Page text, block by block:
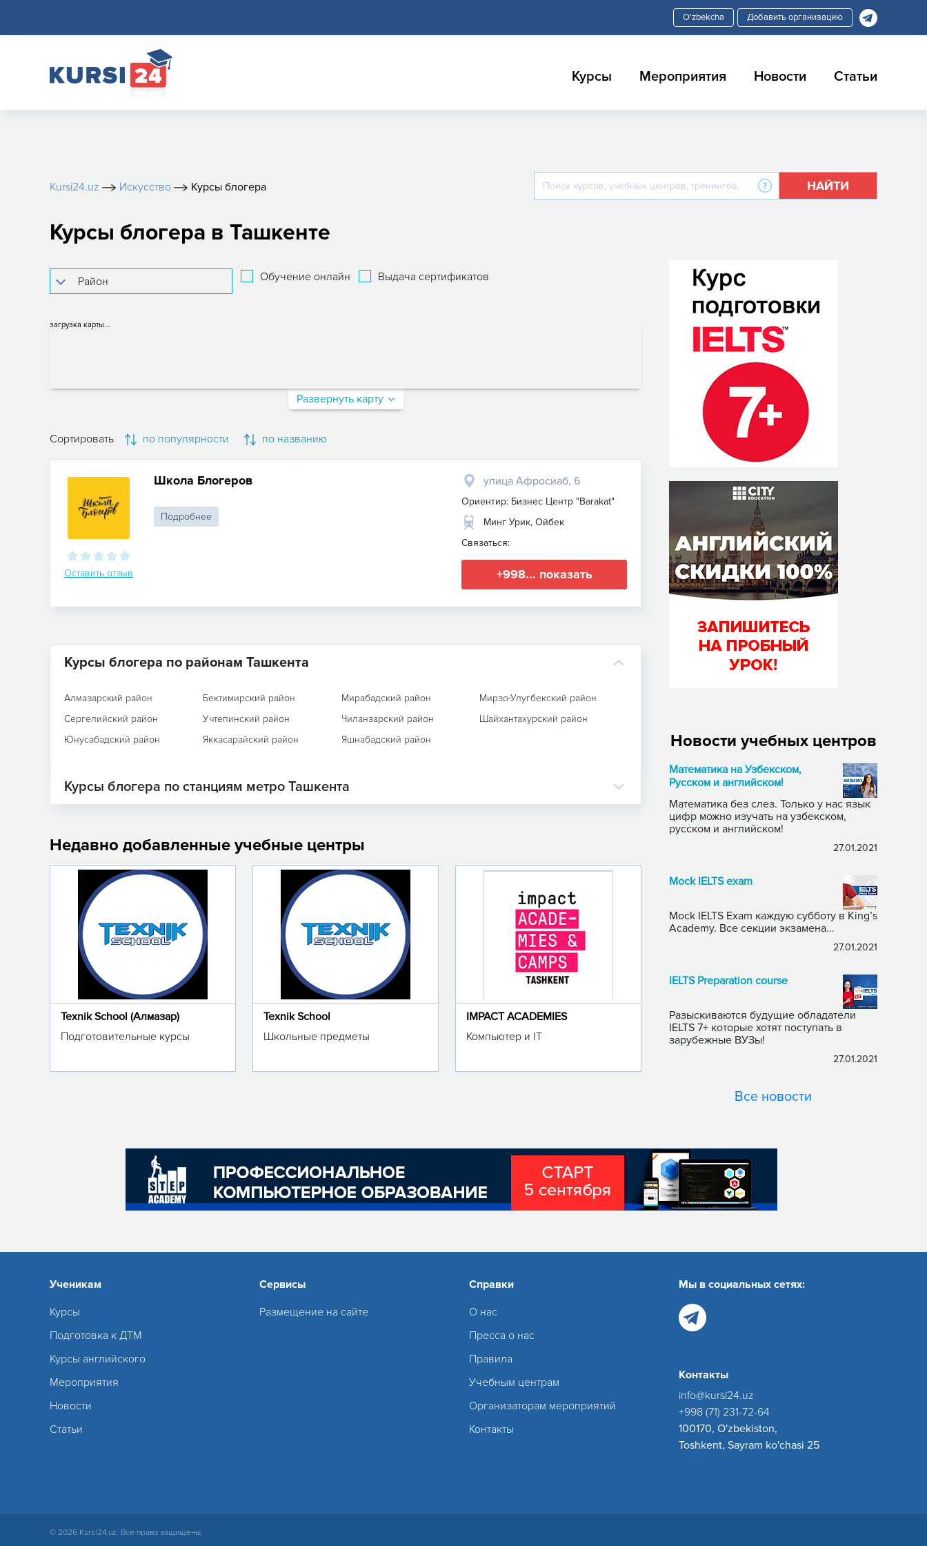
Добавить организацию
Курсы Мероприятия Новости Статьи
Kursi24.uz Искусство Курсы блогера НАЙТИ
Курсы блогера в Ташкенте
Обучение онлайн Выдача сертификатов
загрузка карты...
Развернуть карту
Сортировать по популярности по названию
Оставить отзыв
Школа Блогеров
Подробнее
улица Афросиаб, 6
Ориентир: Бизнес Центр "Barakat"
Минг Урик, Ойбек
Связаться:
+998... показать
Курсы блогера по районам Ташкента
Алмазарский район Бектимирский район Мирабадский район
Мирзо-Улугбекский район
Сергелийский район
Учтепинский район Чиланзарский район
Шайхантахурский район
Юнусабадский район
Яккасарайский район Яшнабадский район
Курсы блогера по станциям метро Ташкента
Недавно добавленные учебные центры
Texnik School (Алмазар)
Подготовительные курсы
Texnik School
Школьные предметы
IMPACT ACADEMIES
Компьютер и IT
Новости учебных центров
Математика на Узбекском,
Русском и английском!
Математика без слез. Только у нас язык
цифр можно изучать на узбекском,
русском и английском!
27.01.2021
Mock IELTS exam
Mock IELTS Exam каждую субботу в King’s
Academy. Все секции экзамена...
27.01.2021
IELTS Preparation course
Разыскиваются будущие обладатели
IELTS 7+ которые хотят поступать в
зарубежные ВУЗы!
27.01.2021
Все новости
Ученикам
Курсы
Подготовка к ДТМ
Курсы английского
Мероприятия
Новости
Статьи
Сервисы
Размещение на сайте
Справки
О нас
Пресса о нас
Правила
Учебным центрам
Организаторам мероприятий
Контакты
Мы в социальных сетях:
Контакты
info@kursi24.uz
+998 (71) 231-72-64
100170, O'zbekiston,
Toshkent, Sayram ko'chasi 25
© 2026 Kursi24.uz. Все права защищены.